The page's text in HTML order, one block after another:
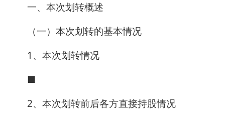
一、本次划转概述
（一）本次划转的基本情况
1、本次划转情况
■
2、本次划转前后各方直接持股情况